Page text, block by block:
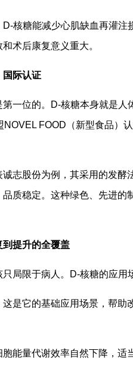
核糖能减少心肌缺血再灌注
术后康复意义重大。
国际认证
一位的。D-核糖本身就是人
FOOD（新型食品）
志股份为例，其采用的发酵
质稳定。这种绿色、先进的
到提升的全覆盖
局限于病人。D-核糖的应用
是它的基础应用场景，帮助
能量代谢效率自然下降，适